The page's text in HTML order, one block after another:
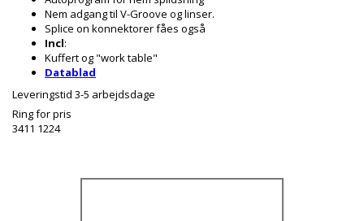
Nem adgang til V-Groove og linser.
Splice on konnektorer fåes også
Incl:
Kuffert og "work table"
Datablad
Leveringstid 3-5 arbejdsdage
Ring for pris
3411 1224